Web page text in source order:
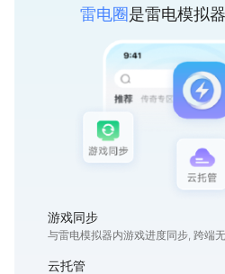
同时还能为你提供不同的属性加成和
雷电圈是雷电模拟
游戏同步
与雷电模拟器内游戏进度同步, 跨端无
云托管